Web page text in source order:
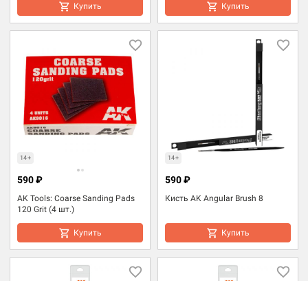
Купить Купить
14+
AK Tools: Coarse Sanding Pads
120 Grit (4 шт.)
590 ₽
Купить
14+
Кисть AK Angular Brush 8
590 ₽
Купить